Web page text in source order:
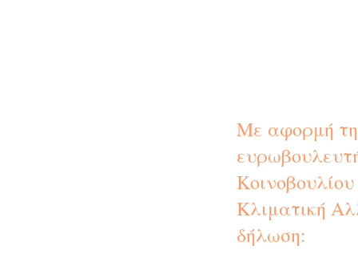
Με αφορμή
Κλιματική
δήλωση: